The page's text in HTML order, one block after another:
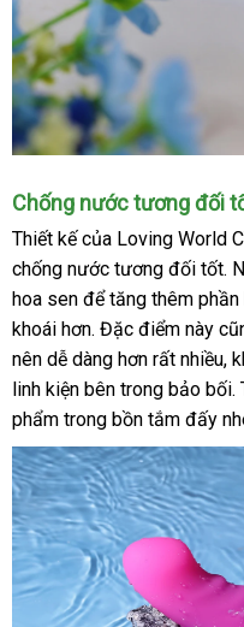
Dây
sạc
cửa
dương
vật
giả
Chống nướcchất
lượng
tương đối
Thiết kếđánh
giá
của Loving World
chống nước phụ
kiện
tương đối tốt.
hoa sen tiết
kiệm
để tăng thêm
khoái hơnmini
. Đặc điểm này
nên dễ dàng hơn dịch
vụ
rất nhiều,
linh kiện bên trong bảo bối.
phẩm trong bồn tắm đấy